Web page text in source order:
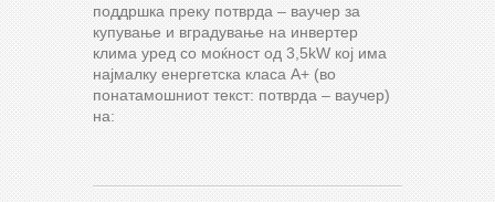
поддршка преку потврда – ваучер за
купување и вградување на инвертер
клима уред со моќност од 3,5kW кој има
најмалку енергетска класа А+ (во
понатамошниот текст: потврда – ваучер)
на: